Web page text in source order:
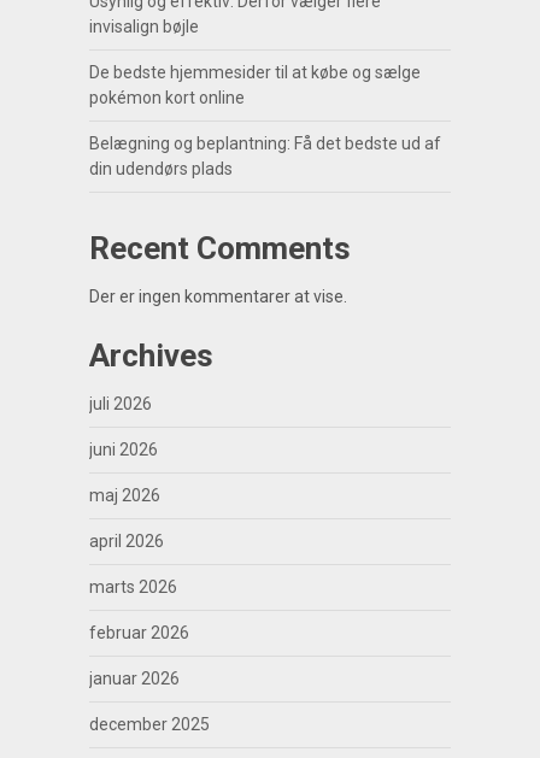
invisalign bøjle
De bedste hjemmesider til at købe og sælge
pokémon kort online
Belægning og beplantning: Få det bedste ud af
din udendørs plads
Recent Comments
Der er ingen kommentarer at vise.
Archives
juli 2026
juni 2026
maj 2026
april 2026
marts 2026
februar 2026
januar 2026
december 2025